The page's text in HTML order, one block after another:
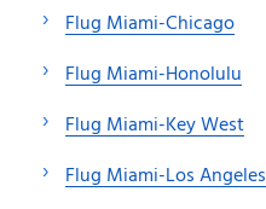
Flug Miami-Chicago
Flug Miami-Honolulu
Flug Miami-Key West
Flug Miami-Los Angeles